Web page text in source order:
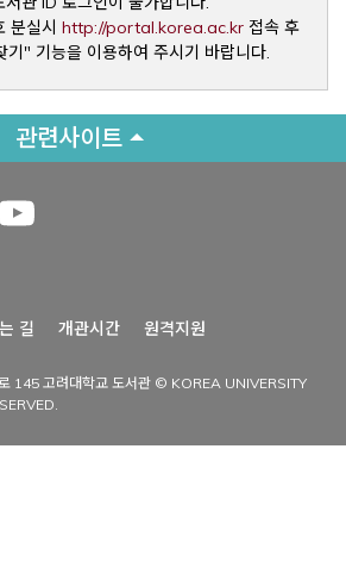
분실시 http://portal.korea.ac.krOpens a
접속 후
기" 기능을 이용하여 주시기 바랍니다.
관련사이트
길 개관시간 원격지원
145 고려대학교 도서관 © KOREA UNIVERSITY
new window
a new window